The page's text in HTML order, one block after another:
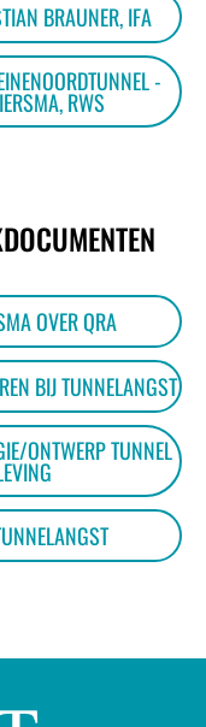
BRAUNER, IFA
-
RWS
OVER QRA
BIJ TUNNELANGST
ONTWERP TUNNEL